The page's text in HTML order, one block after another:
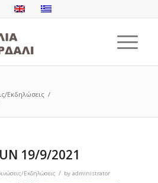
Εκδηλώσεις /
19/9/2021
Εκδηλώσεις / by administrator